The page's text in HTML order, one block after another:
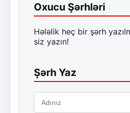
Oxucu Şərhləri
Hələlik heç bir şərh
siz yazın!
Şərh Yaz